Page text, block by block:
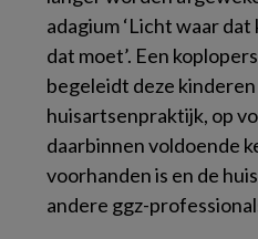
adagium ‘Licht waar
dat moet’. Een
begeleidt deze
huisartsenpraktijk, op
daarbinnen voldoende
voorhanden is en de
andere ggz-